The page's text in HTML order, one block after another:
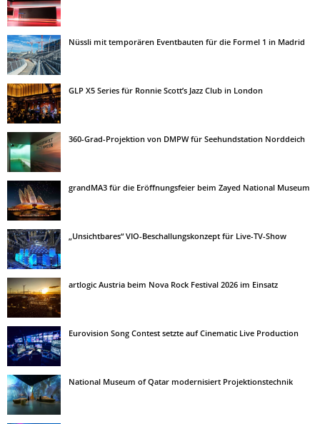
Nüssli mit temporären Eventbauten für die Formel 1 in Madrid
GLP X5 Series für Ronnie Scott’s Jazz Club in London
360-Grad-Projektion von DMPW für Seehundstation Norddeich
grandMA3 für die Eröffnungsfeier beim Zayed National Museum
„Unsichtbares“ VIO-Beschallungskonzept für Live-TV-Show
artlogic Austria beim Nova Rock Festival 2026 im Einsatz
Eurovision Song Contest setzte auf Cinematic Live Production
National Museum of Qatar modernisiert Projektionstechnik